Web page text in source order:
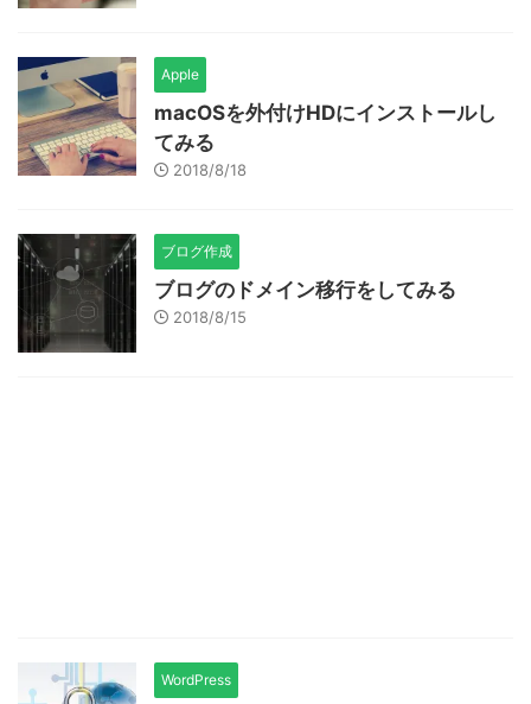
Apple
macOSを外付けHDにインストールし
てみる
2018/8/18
ブログ作成
ブログのドメイン移行をしてみる
2018/8/15
WordPress